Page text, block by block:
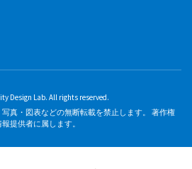
Design Lab. All rights reserved.
真・図表などの無断転載を禁止します。 著作権
提供者に属します。